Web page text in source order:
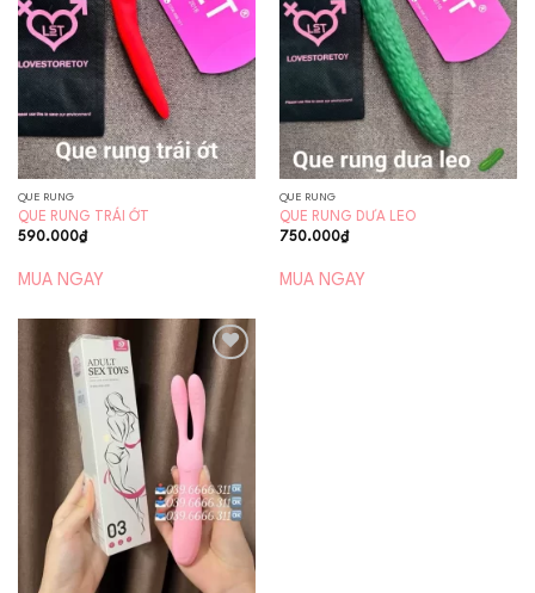
wishlist
QUE RUNG
QUE RUNG TRÁI ỚT
590.000₫
MUA NGAY
wishlist
QUE RUNG
QUE RUNG DƯA LEO
750.000₫
MUA NGAY
Add to
wishlist